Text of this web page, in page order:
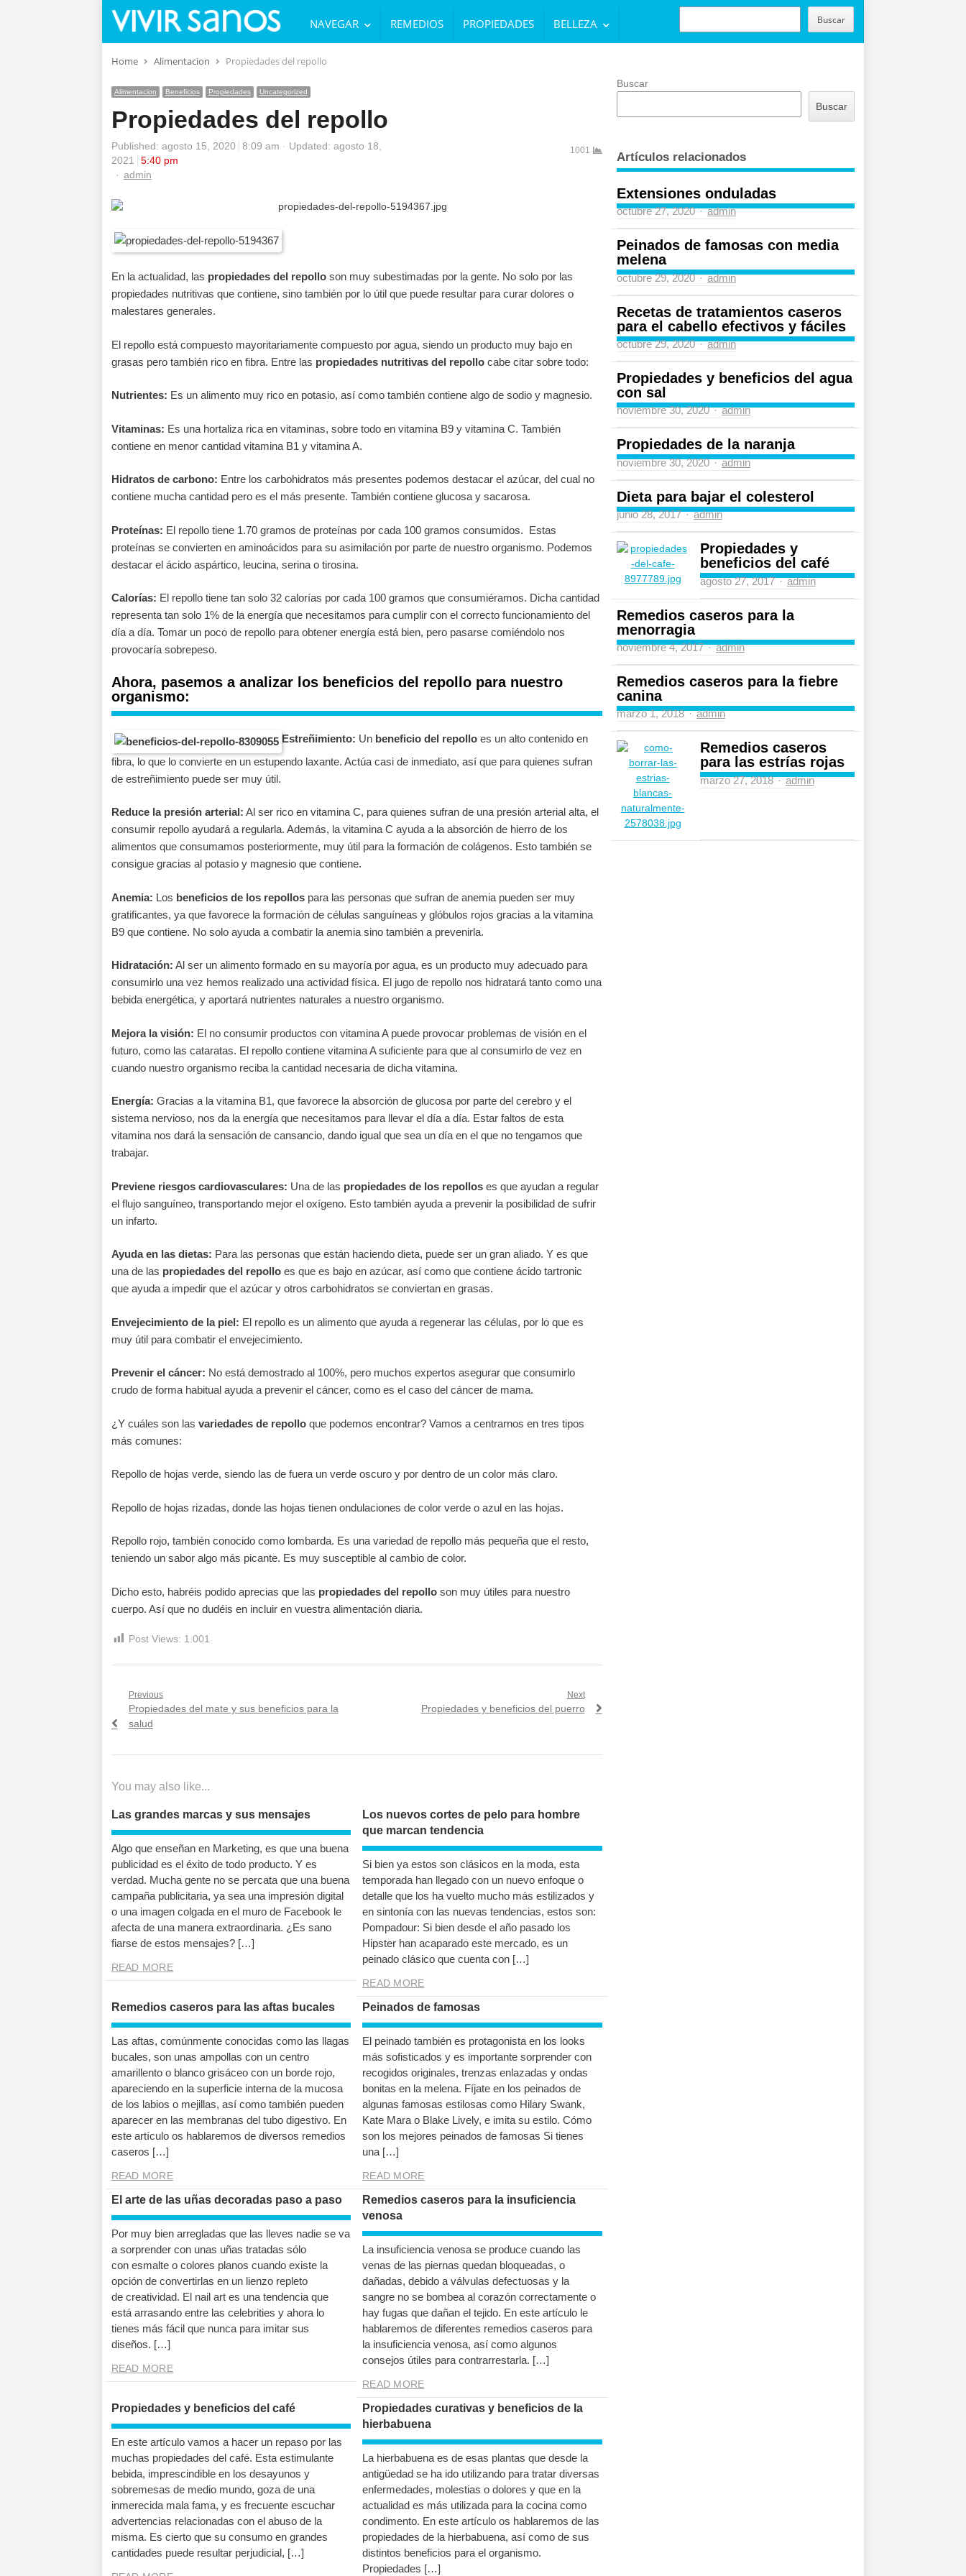
NAVEGAR REMEDIOS PROPIEDADES BELLEZA
BUSCAR
Buscar
Home Alimentacion Propiedades del repollo
Alimentacion Beneficios Propiedades Uncategorized
Propiedades del repollo
Published: agosto 15, 2020 8:09 am
Updated: agosto 18,
2021
5:40 pm
Author
admin
1001
En la actualidad, las propiedades del repolloson muy subestimadas por la gente. No solo por las
propiedades nutritivas que contiene, sino también por lo útil que puede resultar para curar dolores o
malestares generales.
El repollo está compuesto mayoritariamente compuesto por agua, siendo un producto muy bajo en
grasas pero también rico en fibra. Entre las propiedades nutritivas del repollocabe citar sobre todo:
Nutrientes: Es un alimento muy rico en potasio, así como también contiene algo de sodio y magnesio.
Vitaminas: Es una hortaliza rica en vitaminas, sobre todo en vitamina B9 y vitamina C. También
contiene en menor cantidad vitamina B1 y vitamina A.
Hidratos de carbono: Entre los carbohidratos más presentes podemos destacar el azúcar, del cual no
contiene mucha cantidad pero es el más presente. También contiene glucosa y sacarosa.
Proteínas: El repollo tiene 1.70 gramos de proteínas por cada 100 gramos consumidos. Estas
proteínas se convierten en aminoácidos para su asimilación por parte de nuestro organismo. Podemos
destacar el ácido aspártico, leucina, serina o tirosina.
Calorías: El repollo tiene tan solo 32 calorías por cada 100 gramos que consumiéramos. Dicha cantidad
representa tan solo 1% de la energía que necesitamos para cumplir con el correcto funcionamiento del
día a día. Tomar un poco de repollo para obtener energía está bien, pero pasarse comiéndolo nos
provocaría sobrepeso.
Ahora, pasemos a analizar los beneficios del repollopara nuestro
organismo:
Estreñimiento: Un beneficio del repolloes un alto contenido en
fibra, lo que lo convierte en un estupendo laxante. Actúa casi de inmediato, así que para quienes sufran
de estreñimiento puede ser muy útil.
Reduce la presión arterial: Al ser rico en vitamina C, para quienes sufran de una presión arterial alta, el
consumir repollo ayudará a regularla. Además, la vitamina C ayuda a la absorción de hierro de los
alimentos que consumamos posteriormente, muy útil para la formación de colágenos. Esto también se
consigue gracias al potasio y magnesio que contiene.
Anemia: Los beneficios de los repollospara las personas que sufran de anemia pueden ser muy
gratificantes, ya que favorece la formación de células sanguíneas y glóbulos rojos gracias a la vitamina
B9 que contiene. No solo ayuda a combatir la anemia sino también a prevenirla.
Hidratación: Al ser un alimento formado en su mayoría por agua, es un producto muy adecuado para
consumirlo una vez hemos realizado una actividad física. El jugo de repollo nos hidratará tanto como una
bebida energética, y aportará nutrientes naturales a nuestro organismo.
Mejora la visión: El no consumir productos con vitamina A puede provocar problemas de visión en el
futuro, como las cataratas. El repollo contiene vitamina A suficiente para que al consumirlo de vez en
cuando nuestro organismo reciba la cantidad necesaria de dicha vitamina.
Energía: Gracias a la vitamina B1, que favorece la absorción de glucosa por parte del cerebro y el
sistema nervioso, nos da la energía que necesitamos para llevar el día a día. Estar faltos de esta
vitamina nos dará la sensación de cansancio, dando igual que sea un día en el que no tengamos que
trabajar.
Previene riesgos cardiovasculares: Una de las propiedades de los repolloses que ayudan a regular
el flujo sanguíneo, transportando mejor el oxígeno. Esto también ayuda a prevenir la posibilidad de sufrir
un infarto.
Ayuda en las dietas: Para las personas que están haciendo dieta, puede ser un gran aliado. Y es que
una de las propiedades del repolloes que es bajo en azúcar, así como que contiene ácido tartronic
que ayuda a impedir que el azúcar y otros carbohidratos se conviertan en grasas.
Envejecimiento de la piel: El repollo es un alimento que ayuda a regenerar las células, por lo que es
muy útil para combatir el envejecimiento.
Prevenir el cáncer: No está demostrado al 100%, pero muchos expertos asegurar que consumirlo
crudo de forma habitual ayuda a prevenir el cáncer, como es el caso del cáncer de mama.
¿Y cuáles son las variedades de repolloque podemos encontrar? Vamos a centrarnos en tres tipos
más comunes:
Repollo de hojas verde, siendo las de fuera un verde oscuro y por dentro de un color más claro.
Repollo de hojas rizadas, donde las hojas tienen ondulaciones de color verde o azul en las hojas.
Repollo rojo, también conocido como lombarda. Es una variedad de repollo más pequeña que el resto,
teniendo un sabor algo más picante. Es muy susceptible al cambio de color.
Dicho esto, habréis podido aprecias que las propiedades del repolloson muy útiles para nuestro
cuerpo. Así que no dudéis en incluir en vuestra alimentación diaria.
Post Views: 1.001
Navegación
de
entradas
Previous
Previous
post:
Propiedades del mate y sus beneficios para la
salud
Next
Next
Propiedades y beneficios del puerro
You may also like...
Las grandes marcas y sus mensajes
Algo que enseñan en Marketing, es que una buena
publicidad es el éxito de todo producto. Y es
verdad. Mucha gente no se percata que una buena
campaña publicitaria, ya sea una impresión digital
o una imagen colgada en el muro de Facebook le
afecta de una manera extraordinaria. ¿Es sano
fiarse de estos mensajes? […]
READ MORE
Los nuevos cortes de pelo para hombre
que marcan tendencia
Si bien ya estos son clásicos en la moda, esta
temporada han llegado con un nuevo enfoque o
detalle que los ha vuelto mucho más estilizados y
en sintonía con las nuevas tendencias, estos son:
Pompadour: Si bien desde el año pasado los
Hipster han acaparado este mercado, es un
peinado clásico que cuenta con […]
READ MORE
Remedios caseros para las aftas bucales
Las aftas, comúnmente conocidas como las llagas
bucales, son unas ampollas con un centro
amarillento o blanco grisáceo con un borde rojo,
apareciendo en la superficie interna de la mucosa
de los labios o mejillas, así como también pueden
aparecer en las membranas del tubo digestivo. En
este artículo os hablaremos de diversos remedios
caseros […]
READ MORE
Peinados de famosas
El peinado también es protagonista en los looks
más sofisticados y es importante sorprender con
recogidos originales, trenzas enlazadas y ondas
bonitas en la melena. Fíjate en los peinados de
algunas famosas estilosas como Hilary Swank,
Kate Mara o Blake Lively, e imita su estilo. Cómo
son los mejores peinados de famosas Si tienes
una […]
READ MORE
El arte de las uñas decoradas paso a paso
Por muy bien arregladas que las lleves nadie se va
a sorprender con unas uñas tratadas sólo
con esmalte o colores planos cuando existe la
opción de convertirlas en un lienzo repleto
de creatividad. El nail art es una tendencia que
está arrasando entre las celebrities y ahora lo
tienes más fácil que nunca para imitar sus
diseños. […]
READ MORE
Remedios caseros para la insuficiencia
venosa
La insuficiencia venosa se produce cuando las
venas de las piernas quedan bloqueadas, o
dañadas, debido a válvulas defectuosas y la
sangre no se bombea al corazón correctamente o
hay fugas que dañan el tejido. En este artículo le
hablaremos de diferentes remedios caseros para
la insuficiencia venosa, así como algunos
consejos útiles para contrarrestarla. […]
READ MORE
Propiedades y beneficios del café
En este artículo vamos a hacer un repaso por las
muchas propiedades del café. Esta estimulante
bebida, imprescindible en los desayunos y
sobremesas de medio mundo, goza de una
inmerecida mala fama, y es frecuente escuchar
advertencias relacionadas con el abuso de la
misma. Es cierto que su consumo en grandes
cantidades puede resultar perjudicial, […]
Propiedades curativas y beneficios de la
hierbabuena
La hierbabuena es de esas plantas que desde la
antigüedad se ha ido utilizando para tratar diversas
enfermedades, molestias o dolores y que en la
actualidad es más utilizada para la cocina como
condimento. En este artículo os hablaremos de las
propiedades de la hierbabuena, así como de sus
distintos beneficios para el organismo.
Propiedades […]
Buscar
Buscar
Artículos relacionados
Extensiones onduladas
octubre 27, 2020 Author
admin
Peinados de famosas con media
melena
octubre 29, 2020 Author
admin
Recetas de tratamientos caseros
para el cabello efectivos y fáciles
octubre 29, 2020 Author
admin
Propiedades y beneficios del agua
con sal
noviembre 30, 2020 Author
admin
Propiedades de la naranja
noviembre 30, 2020 Author
admin
Dieta para bajar el colesterol
junio 28, 2017 Author
admin
Propiedades y
beneficios del café
agosto 27, 2017 Author
admin
Remedios caseros para la
menorragia
noviembre 4, 2017 Author
admin
Remedios caseros para la fiebre
canina
marzo 1, 2018 Author
admin
Remedios caseros
para las estrías rojas
marzo 27, 2018 Author
admin